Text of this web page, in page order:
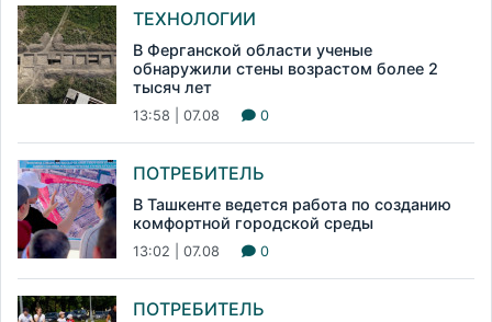
ТЕХНОЛОГИИ
В Ферганской области ученые
обнаружили стены возрастом более 2
тысяч лет
13:58 | 07.08 0
ПОТРЕБИТЕЛЬ
В Ташкенте ведется работа по созданию
комфортной городской среды
13:02 | 07.08 0
ПОТРЕБИТЕЛЬ